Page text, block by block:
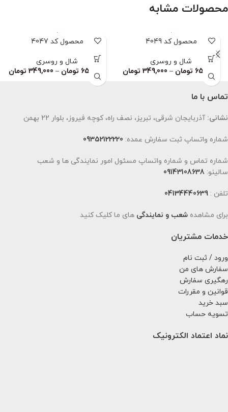
محصولات مشابه
محصول کد 4049
شال و روسری
659,000 تومان –
349,000 تومان
محصول کد 4047
شال و روسری
659,000 تومان –
349,000 تومان
تماس با ما
نشانی: آذربایجان شرقی، تبریز، نصف راه، کوچه فیروز، بلوار 22 بهمن
شماره واتساپ ثبت سفارش عمده: 09352122220
شماره تماس و شماره واتساپ مسئول امور نمایندگی ها و شعب
سالینو: 09143108638
تلفن : 04134440639
برای مشاهده شعب و نمایندگی های ما کلیک کنید
خدمات مشتریان
ورود / ثبت نام
سفارش های من
رهگیری سفارش
قوانین و مقررات
سبد خرید
تسویه حساب
نماد اعتماد الکترونیک